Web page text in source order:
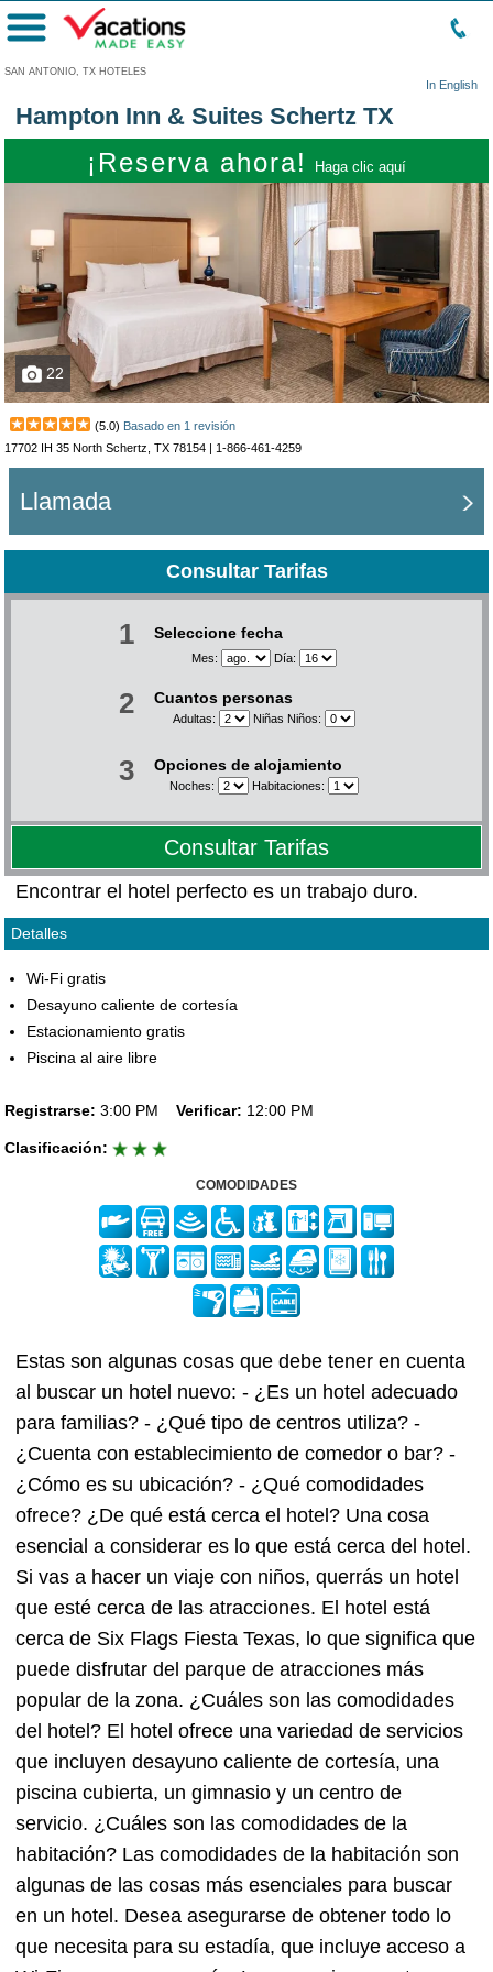
SAN ANTONIO, TX HOTELES
In English
Menú
Hampton Inn & Suites Schertz TX
¡Reserva ahora! Haga clic aquí
22
(5.0) Basado en 1 revisión
17702 IH 35 North Schertz, TX 78154 | 1-866-461-4259
Llamada
Consultar Tarifas
1 Seleccione fecha
Mes: Día:
2 Cuantos personas
Adultas: Niñas Niños:
3 Opciones de alojamiento
Noches: Habitaciones:
Consultar Tarifas
Encontrar el hotel perfecto es un trabajo duro.
Detalles
Wi-Fi gratis
Desayuno caliente de cortesía
Estacionamiento gratis
Piscina al aire libre
Registrarse: 3:00 PM Verificar: 12:00 PM
Clasificación:
COMODIDADES
Estas son algunas cosas que debe tener en cuenta
al buscar un hotel nuevo: - ¿Es un hotel adecuado
para familias? - ¿Qué tipo de centros utiliza? -
¿Cuenta con establecimiento de comedor o bar? -
¿Cómo es su ubicación? - ¿Qué comodidades
ofrece? ¿De qué está cerca el hotel? Una cosa
esencial a considerar es lo que está cerca del hotel.
Si vas a hacer un viaje con niños, querrás un hotel
que esté cerca de las atracciones. El hotel está
cerca de Six Flags Fiesta Texas, lo que significa que
puede disfrutar del parque de atracciones más
popular de la zona. ¿Cuáles son las comodidades
del hotel? El hotel ofrece una variedad de servicios
que incluyen desayuno caliente de cortesía, una
piscina cubierta, un gimnasio y un centro de
servicio. ¿Cuáles son las comodidades de la
habitación? Las comodidades de la habitación son
algunas de las cosas más esenciales para buscar
en un hotel. Desea asegurarse de obtener todo lo
que necesita para su estadía, que incluye acceso a